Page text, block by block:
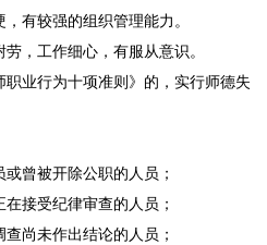
有较强的组织管理能力。
，工作细心，有服从意识。
业行为十项准则》的，实行师德失
曾被开除公职的人员；
接受纪律审查的人员；
尚未作出结论的人员；